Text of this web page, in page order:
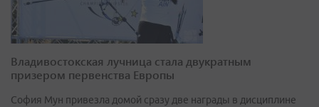
Владивостокская лучница стала двукратным
призером первенства Европы
София Мун привезла домой сразу две награды в дисциплине